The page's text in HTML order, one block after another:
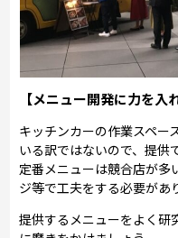
【メニュー開発に力を入
キッチンカーの作業スペー
いる訳ではないので、提供
定番メニューは競合店が多
ジ等で工夫をする必要があ
提供するメニューをよく研